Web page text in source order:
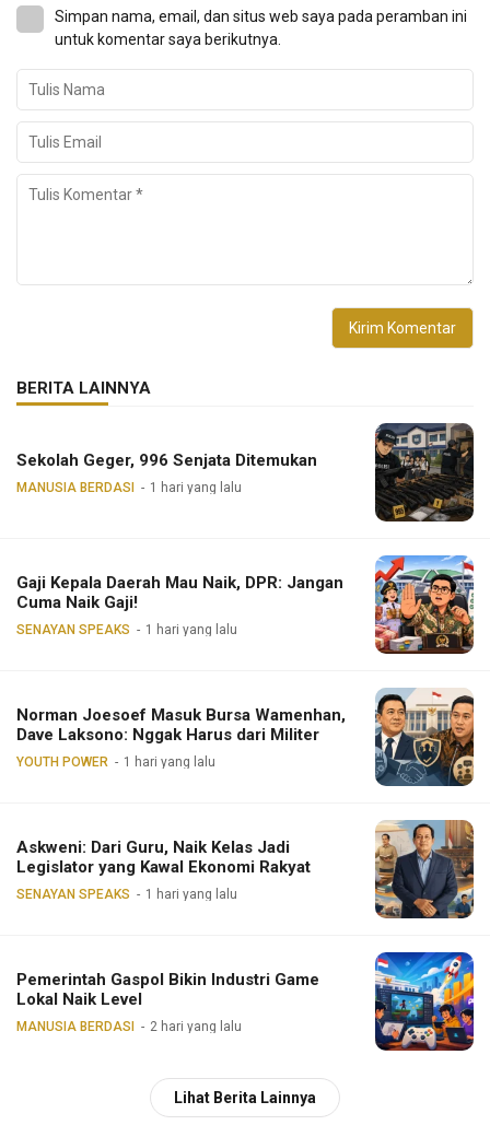
Simpan nama, email, dan situs web saya pada peramban ini
untuk komentar saya berikutnya.
BERITA LAINNYA
Sekolah Geger, 996 Senjata Ditemukan
MANUSIA BERDASI 1 hari yang lalu
Gaji Kepala Daerah Mau Naik, DPR: Jangan
Cuma Naik Gaji!
SENAYAN SPEAKS 1 hari yang lalu
Norman Joesoef Masuk Bursa Wamenhan,
Dave Laksono: Nggak Harus dari Militer
YOUTH POWER 1 hari yang lalu
Askweni: Dari Guru, Naik Kelas Jadi
Legislator yang Kawal Ekonomi Rakyat
SENAYAN SPEAKS 1 hari yang lalu
Pemerintah Gaspol Bikin Industri Game
Lokal Naik Level
MANUSIA BERDASI 2 hari yang lalu
Lihat Berita Lainnya